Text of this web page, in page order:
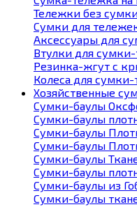
Тележки без
Сумки для
Аксессуары для
Втулки для
Резинка-жгут с
Колеса для
Хозяйственные
Сумки-баулы
Сумки-баулы
Сумки-баулы
Сумки-баулы
Сумки-баулы
Сумки-баулы
Сумки-баулы из
Сумки-баулы